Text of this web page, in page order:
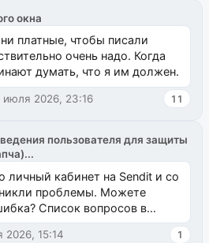
окна
платные, чтобы писали
очень надо. Когда
думать, что я им должен.
июля 2026, 23:16 11
пользователя для защиты
личный кабинет на Sendit и со
проблемы. Можете
Список вопросов в
на modx.pro пока пуст, и,...
2026, 15:14 1